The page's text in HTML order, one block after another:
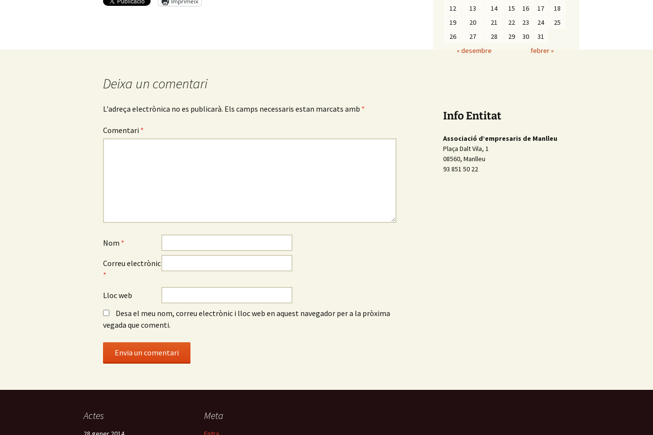
Empresarials
Òrgans de govern
Comptes anuals
Deixa un comentari
L'adreça electrònica no es publicarà. Els camps necessaris estan marcats amb *
Comentari *
Nom *
Correu electrònic
*
Lloc web
Desa el meu nom, correu electrònic i lloc web en aquest navegador per a la pròxima
vegada que comenti.
« desembre febrer »
12
13 14 15 16 17
18
19
20 21 22 23 24
25
26
27 28 29 30 31
Info Entitat
Associació d’empresaris de Manlleu
Plaça Dalt Vila, 1
08560, Manlleu
93 851 50 22
Actes Meta